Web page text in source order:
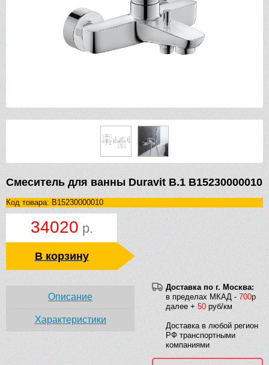
Смеситель для ванны Duravit B.1 B15230000010
Код товара: B15230000010
34020 р.
В корзину
Доставка по г. Москва:
в пределах МКАД - 700р
далее + 50 руб/км
Доставка в любой регион
РФ транспортными
компаниями
Описание
Характеристики